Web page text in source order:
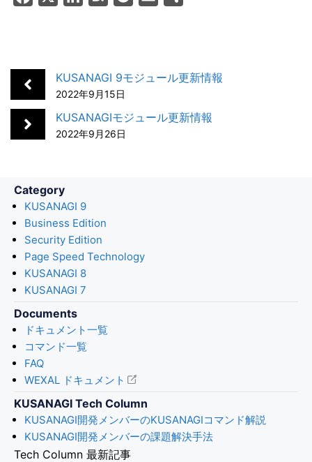
o
e
d
I
n
n
a
e
l
KUSANAGI 9モジュール更新情報
2022年9月15日
KUSANAGIモジュール更新情報
2022年9月26日
Category
KUSANAGI 9
Business Edition
Security Edition
Page Speed Technology
KUSANAGI 8
KUSANAGI 7
Documents
ドキュメント一覧
コマンド一覧
FAQ
WEXAL ドキュメント
KUSANAGI Tech Column
KUSANAGI開発メンバーのKUSANAGIコマンド解説
KUSANAGI開発メンバーの課題解決手法
Tech Column 最新記事